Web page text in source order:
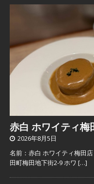
赤白 ホワイティ梅
2026年8月5日
名前：赤白 ホワイティ梅田
田町梅田地下街2-9 ホワ […]